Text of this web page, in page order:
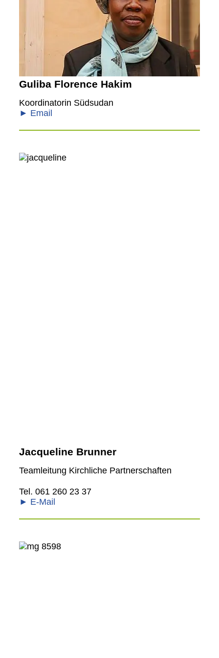
Guliba Florence Hakim
Koordinatorin Südsudan
► Email
Jacqueline Brunner
Teamleitung Kirchliche Partnerschaften
Tel. 061 260 23 37
► E-Mail